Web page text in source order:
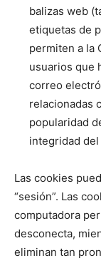
balizas web
etiquetas de
permiten a la
usuarios que
correo
relacionadas
popularidad
integridad
Las cookies
“sesión”. Las
computadora
desconecta,
eliminan tan